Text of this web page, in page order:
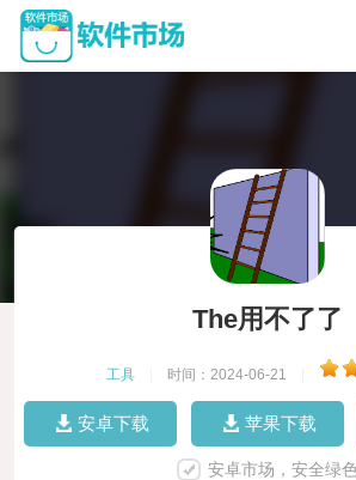
The用不了了
工具 时间：2024-06-21
安卓下载 苹果下载
安卓市场，安全绿